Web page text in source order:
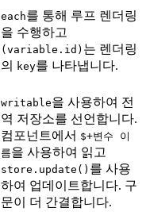
each를 통해 루프 렌더링
을 수행하고
(variable.id) 는 렌더링
의
key를 나타냅니다.
writable을 사용하여 전
역 저장소를 선언합니다.
컴포넌트에서 $+변수 이
름을 사용하여 읽고
store.update() 를 사용
하여 업데이트합니다. 구
문이 더 간결합니다.